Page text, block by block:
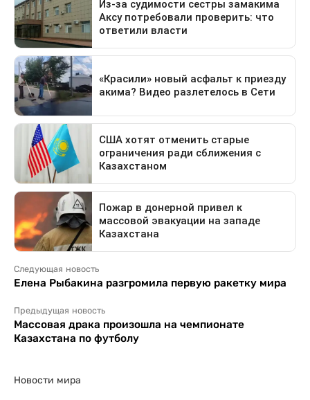
Следующая новость
Елена Рыбакина разгромила первую ракетку мира
Предыдущая новость
Массовая драка произошла на чемпионате
Казахстана по футболу
Новости мира